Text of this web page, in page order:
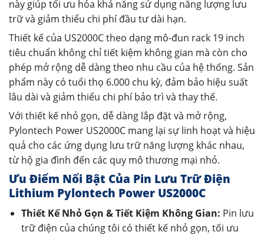
này giúp tối ưu hóa khả năng sử dụng năng lượng lưu
trữ và giảm thiểu chi phí đầu tư dài hạn.
Thiết kế của US2000C theo dạng mô-đun rack 19 inch
tiêu chuẩn không chỉ tiết kiệm không gian mà còn cho
phép mở rộng dễ dàng theo nhu cầu của hệ thống. Sản
phẩm này có tuổi thọ 6.000 chu kỳ, đảm bảo hiệu suất
lâu dài và giảm thiểu chi phí bảo trì và thay thế.
Với thiết kế nhỏ gọn, dễ dàng lắp đặt và mở rộng,
Pylontech Power US2000C mang lại sự linh hoạt và hiệu
quả cho các ứng dụng lưu trữ năng lượng khác nhau,
từ hộ gia đình đến các quy mô thương mại nhỏ.
Ưu Điểm Nổi Bật Của Pin Lưu Trữ Điện
Lithium Pylontech Power US2000C
Thiết Kế Nhỏ Gọn & Tiết Kiệm Không Gian: Pin lưu
trữ điện của chúng tôi có thiết kế nhỏ gọn, tối ưu